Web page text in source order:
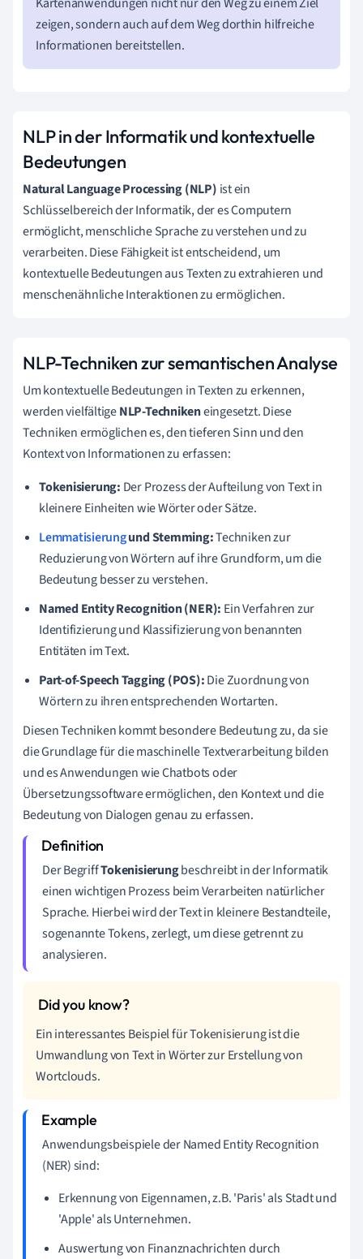
zeigen, sondern auch auf dem Weg dorthin hilfreiche
Informationen bereitstellen.
NLP in der Informatik und kontextuelle
Bedeutungen
Natural Language Processing (NLP) ist ein
Schlüsselbereich der Informatik, der es Computern
ermöglicht, menschliche Sprache zu verstehen und zu
verarbeiten. Diese Fähigkeit ist entscheidend, um
kontextuelle Bedeutungen aus Texten zu extrahieren und
menschenähnliche Interaktionen zu ermöglichen.
NLP-Techniken zur semantischen Analyse
Um kontextuelle Bedeutungen in Texten zu erkennen,
werden vielfältigeNLP-Technikeneingesetzt. Diese
Techniken ermöglichen es, den tieferen Sinn und den
Kontext von Informationen zu erfassen:
Tokenisierung: Der Prozess der Aufteilung von Text in
kleinere Einheiten wie Wörter oder Sätze.
Lemmatisierungund Stemming:Techniken zur
Reduzierung von Wörtern auf ihre Grundform, um die
Bedeutung besser zu verstehen.
Named Entity Recognition (NER): Ein Verfahren zur
Identifizierung und Klassifizierung von benannten
Entitäten im Text.
Part-of-Speech Tagging (POS):Die Zuordnung von
Wörtern zu ihren entsprechenden Wortarten.
Diesen Techniken kommt besondere Bedeutung zu, da sie
die Grundlage für die maschinelle Textverarbeitung bilden
und es Anwendungen wie Chatbots oder
Übersetzungssoftware ermöglichen, den Kontext und die
Bedeutung von Dialogen genau zu erfassen.
Der BegriffTokenisierungbeschreibt in der Informatik
einen wichtigen Prozess beim Verarbeiten natürlicher
Sprache. Hierbei wird der Text in kleinere Bestandteile,
sogenannte Tokens, zerlegt, um diese getrennt zu
analysieren.
Ein interessantes Beispiel für Tokenisierung ist die
Umwandlung von Text in Wörter zur Erstellung von
Wortclouds.
Anwendungsbeispiele der Named Entity Recognition
(NER) sind:
Erkennung von Eigennamen, z.B. 'Paris' als Stadt und
'Apple' als Unternehmen.
Auswertung von Finanznachrichten durch